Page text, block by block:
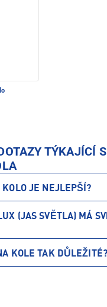
TÝKAJÍCÍ
KOLO JE NEJLEPŠÍ?
(JAS SVĚTLA) MÁ
KOLE TAK DŮLEŽITÉ?